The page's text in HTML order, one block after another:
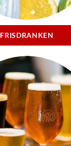
FRISDRANKEN